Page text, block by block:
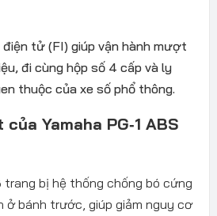
điện tử (FI) giúp vận hành mượt
đi cùng hộp số 4 cấp và ly
thuộc của xe số phổ thông.
Yamaha PG‑1 ABS
trang bị hệ thống chống bó cứng
ở bánh trước, giúp giảm nguy cơ